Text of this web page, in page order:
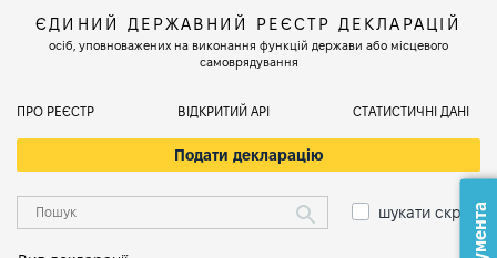
ЄДИНИЙ ДЕРЖАВНИЙ РЕЄСТР ДЕКЛАРАЦІЙ
осіб, уповноважених на виконання функцій держави або місцевого
самоврядування
ПРО РЕЄСТР ВІДКРИТИЙ АРІ СТАТИСТИЧНІ ДАНІ
Подати декларацію
шукати скрізь